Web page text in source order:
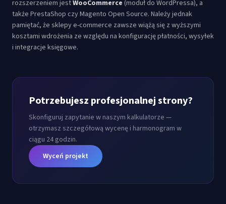
rozszerzeniem jestWooCommerce (moduł do WordPressa), a
także PrestaShop czy Magento Open Source. Należy jednak
pamiętać, że sklepy e-commerce zawsze wiążą się z wyższymi
kosztami wdrożenia ze względu na konfigurację płatności, wysyłek
i integracje księgowe.
Potrzebujesz profesjonalnej strony?
Skonfiguruj zapytanie w naszym kalkulatorze —
otrzymasz szczegółową wycenę i harmonogram w
ciągu 24 godzin.
Wyceń projekt